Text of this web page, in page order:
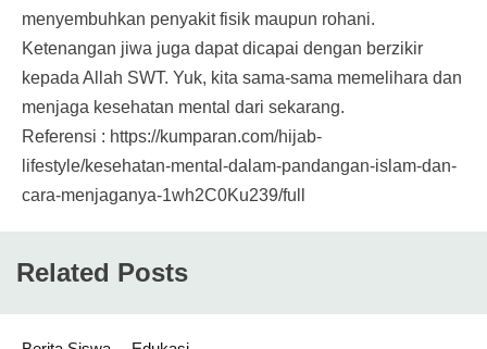
menyembuhkan penyakit fisik maupun rohani.
Ketenangan jiwa juga dapat dicapai dengan berzikir
kepada Allah SWT. Yuk, kita sama-sama memelihara dan
menjaga kesehatan mental dari sekarang.
Referensi : https://kumparan.com/hijab-
lifestyle/kesehatan-mental-dalam-pandangan-islam-dan-
cara-menjaganya-1wh2C0Ku239/full
Related Posts